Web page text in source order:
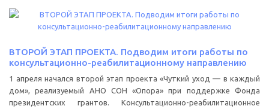
ВТОРОЙ ЭТАП ПРОЕКТА. Подводим итоги работы по
консультационно-реабилитационному направлению
1 апреля начался второй этап проекта «Чуткий уход — в каждый
дом», реализуемый АНО СОН «Опора» при поддержке Фонда
президентских грантов. Консультационно-реабилитационное